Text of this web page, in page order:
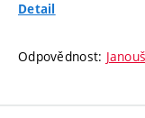
Detail
Odpovědnost: